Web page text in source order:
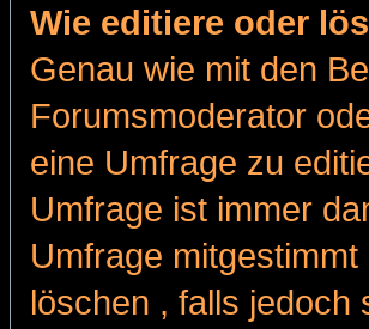
Wie editiere oder
Genau wie mit den
Forumsmoderator
eine Umfrage zu
Umfrage ist immer
Umfrage
löschen , falls jedoch